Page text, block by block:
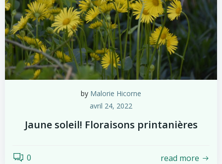
by Malorie Hicorne
avril 24, 2022
Jaune soleil! Floraisons printanières
0 read more